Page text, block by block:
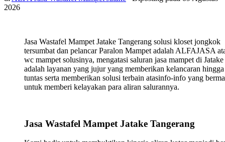
2026
Jasa Wastafel Mampet Jatake Tangerang solusi kloset jongkok
tersumbat dan pelancar Paralon Mampet adalah ALFAJASA
wc mampet solusinya, mengatasi saluran jasa mampet di Jatake
adalah layanan yang jujur yang memberikan kelancaran hingga
tuntas serta memberikan solusi terbain atasinfo-info yang
untuk memberi kelayakan para aliran salurannya.
Jasa Wastafel Mampet Jatake Tangerang